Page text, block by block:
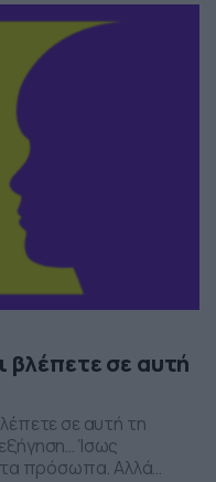
σε αυτή
σε αυτή τη
Ίσως
τα πρόσωπα. Αλλά